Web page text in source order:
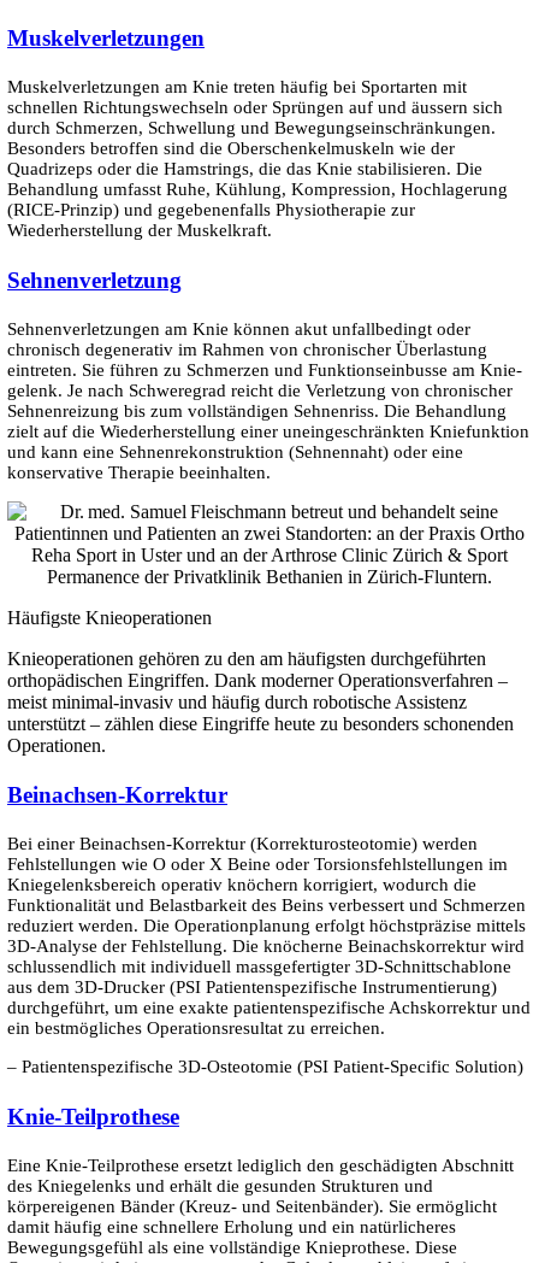
Muskel­­verletzungen
Muskelverletzungen am Knie treten häufig bei Sportarten mit
schnellen Richtungswechseln oder Sprüngen auf und äussern sich
durch Schmerzen, Schwellung und Bewegungseinschränkungen.
Besonders betroffen sind die Oberschenkelmuskeln wie der
Quadrizeps oder die Hamstrings, die das Knie stabilisieren. Die
Behandlung umfasst Ruhe, Kühlung, Kompression, Hochlagerung
(RICE-Prinzip) und gegebenenfalls Physiotherapie zur
Wiederherstellung der Muskelkraft.
Sehnen­­verletzung
Sehnen­verletzungen am Knie können akut unfall­bedingt oder
chronisch degenerativ im Rahmen von chronischer Über­lastung
eintreten. Sie führen zu Schmerzen und Funktions­einbusse am Knie­
gelenk. Je nach Schwere­grad reicht die Verletzung von chronischer
Sehnen­reizung bis zum voll­ständigen Sehnen­riss. Die Behandlung
zielt auf die Wieder­her­stellung einer un­ein­geschränkten Knie­funktion
und kann eine Sehnen­rekonstruk­tion (Sehnennaht) oder eine
konservative Therapie be­einhalten.
Häufigste Knieoperationen
Knieoperationen gehören zu den am häufigsten durchgeführten
orthopädischen Eingriffen. Dank moderner Operationsverfahren –
meist minimal-invasiv und häufig durch robotische Assistenz
unterstützt – zählen diese Eingriffe heute zu besonders schonenden
Operationen.
Beinachsen-Korrektur
Bei einer Beinachsen-Korrektur (Korrekturosteotomie) werden
Fehlstellungen wie O oder X Beine oder Torsionsfehlstellungen im
Kniegelenksbereich operativ knöchern korrigiert, wodurch die
Funktionalität und Belastbarkeit des Beins verbessert und Schmerzen
reduziert werden. Die Operationplanung erfolgt höchstpräzise mittels
3D-Analyse der Fehlstellung. Die knöcherne Beinachskorrektur wird
schlussendlich mit individuell massgefertigter 3D-Schnittschablone
aus dem 3D-Drucker (PSI Patientenspezifische Instrumentierung)
durchgeführt, um eine exakte patientenspezifische Achskorrektur und
ein bestmögliches Operationsresultat zu erreichen.
– Patientenspezifische 3D-Osteotomie (PSI Patient-Specific Solution)
Knie-Teilprothese
Eine Knie-Teilprothese ersetzt lediglich den ge­schädigten Abschnitt
des Knie­gelenks und erhält die gesunden Strukturen und
körpereigenen Bänder (Kreuz- und Seiten­bänder). Sie ermöglicht
damit häufig eine schnellere Erholung und ein natürlicheres
Bewegungs­gefühl als eine vollständige Knieprothese. Diese